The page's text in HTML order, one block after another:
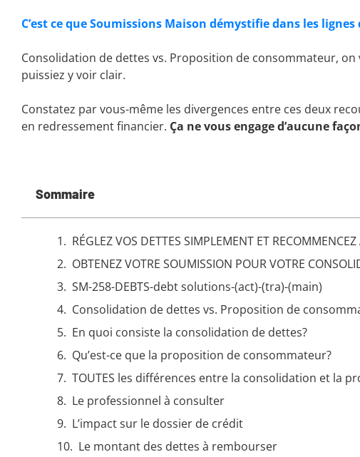
C’est ce que Soumissions Maison démystifie dans les
Consolidation de dettes vs. Proposition de consommateur,
puissiez y voir clair.
Constatez par vous-même les divergences entre ces deux
en redressement financier. Ça ne vous engage d’aucune
Sommaire
RÉGLEZ VOS DETTES SIMPLEMENT ET RECOMMENCEZ
OBTENEZ VOTRE SOUMISSION POUR VOTRE
SM-258-DEBTS-debt solutions-(act)-(tra)-(main)
Consolidation de dettes vs. Proposition de
En quoi consiste la consolidation de dettes?
Qu’est-ce que la proposition de consommateur?
TOUTES les différences entre la consolidation et la
Le professionnel à consulter
L’impact sur le dossier de crédit
Le montant des dettes à rembourser